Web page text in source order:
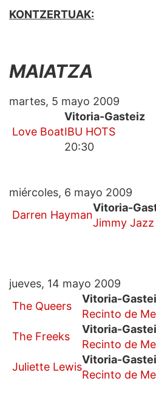
KONTZERTUAK:
MAIATZA
martes, 5 mayo 2009
Love Boat
Vitoria-Gasteiz
IBU HOTS
20:30
miércoles, 6 mayo 2009
Darren Hayman
Vitoria-
Jimmy Jazz
jueves, 14 mayo 2009
The Queers
Vitoria-
Recinto de
The Freeks
Vitoria-
Recinto de
Juliette Lewis
Vitoria-
Recinto de